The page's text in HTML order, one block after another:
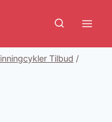
Tilbud /